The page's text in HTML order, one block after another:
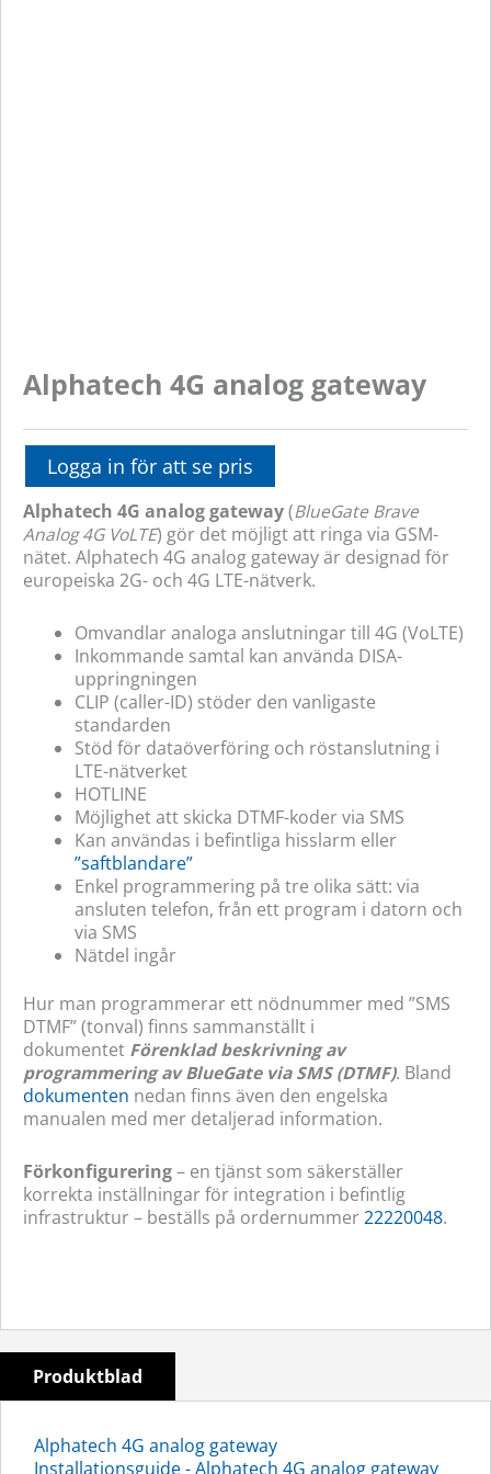
Alphatech 4G analog gateway
Logga in för att se pris
Alphatech 4G analog gateway(BlueGate Brave
Analog 4G VoLTE) gör det möjligt att ringa via GSM-
nätet. Alphatech 4G analog gateway är designad för
europeiska 2G- och 4G LTE-nätverk.
Omvandlar analoga anslutningar till 4G (VoLTE)
Inkommande samtal kan använda DISA-
uppringningen
CLIP (caller-ID) stöder den vanligaste
standarden
Stöd för dataöverföring och röstanslutning i
LTE-nätverket
HOTLINE
Möjlighet att skicka DTMF-koder via SMS
Kan användas i befintliga hisslarm eller
”saftblandare”
Enkel programmering på tre olika sätt: via
ansluten telefon, från ett program i datorn och
via SMS
Nätdel ingår
Hur man programmerar ett nödnummer med ”SMS
DTMF” (tonval) finns sammanställt i
dokumentet Förenklad beskrivning av
programmering av BlueGate via SMS (DTMF). Bland
dokumenten nedan finns även den engelska
manualen med mer detaljerad information.
Förkonfigurering– en tjänst som säkerställer
korrekta inställningar för integration i befintlig
infrastruktur – beställs på ordernummer22220048.
Produktblad
Alphatech 4G analog gateway
Installationsguide - Alphatech 4G analog gateway